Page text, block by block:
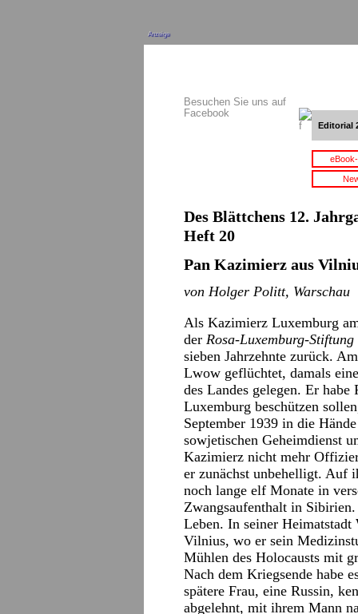
Anzeige
Besuchen Sie uns auf
Facebook
Editorial
Des Blättchens 12.
Heft 20
Pan Kazimierz aus
von Holger Politt, Warschau
Als Kazimierz Luxemburg
der Rosa-Luxemburg-Stiftung
sieben Jahrzehnte zurück.
Lwow geflüchtet, damals
des Landes gelegen. Er
Luxemburg beschützen
September 1939 in die
sowjetischen Geheimdienst
Kazimierz nicht mehr
er zunächst unbehelligt. Auf
noch lange elf Monate in
Zwangsaufenthalt in
Leben. In seiner
Vilnius, wo er sein
Mühlen des Holocausts mit
Nach dem Kriegsende habe
spätere Frau, eine Russin,
abgelehnt, mit ihrem Mann